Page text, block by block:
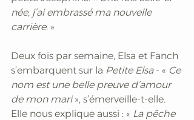
née, j’ai embrassé ma nouvelle
carrière. »
Deux fois par semaine, Elsa et Fanch
s’embarquent sur la Petite Elsa - « Ce
nom est une belle preuve d’amour
de mon mari », s’émerveille-t-elle.
Elle nous explique aussi : « La pêche